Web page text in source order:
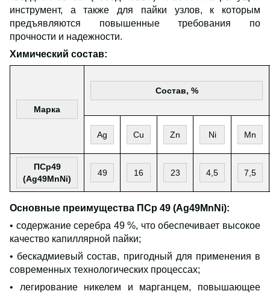
инструмент, а также для пайки узлов, к которым
предъявляются повышенные требования по
прочности и надежности.
Химический состав:
Марка
Состав, %
Ag Cu Zn Ni Mn
ПСр49
(Ag49MnNi)
49 16 23 4,5 7,5
Основные преимущества ПСр 49 (Ag49MnNi):
• содержание серебра 49 %, что обеспечивает высокое
качество капиллярной пайки;
• бескадмиевый состав, пригодный для применения в
современных технологических процессах;
• легирование никелем и марганцем, повышающее